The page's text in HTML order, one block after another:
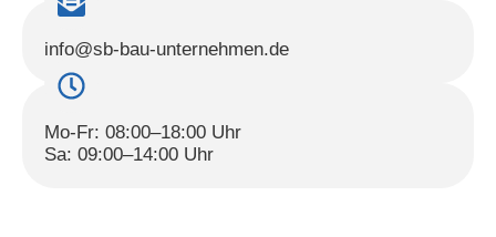
info@sb-bau-unternehmen.de
Mo-Fr: 08:00–18:00 Uhr
Sa: 09:00–14:00 Uhr